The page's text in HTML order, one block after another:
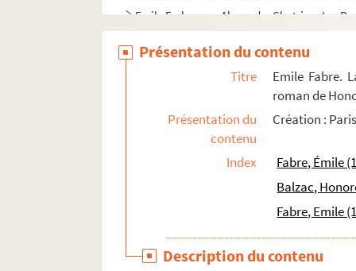
Emile Erckmann, Alexandre Chatrian. Les
Daphné Du Maurier. Rébecca : pièce en 3
Max Maurey. La recommandation : comédie
Dario Niccodemi. Le refuge : pièce en 3
Jules Mary, Georges Grisier. Le régiment :
Jules Claretie. Le régiment de champagne :
Maurice Hennequin, Romain Coolus. La
Catulle Mendès. La reine famiette : drame
André Castelot. La reine galante : comédie
Présentation du contenu
Titre
Emile Fabre.
roman de
Présentation du
contenu
Création :
Index
Fabre, Émile
Balzac,
Fabre, Emile
Description du contenu